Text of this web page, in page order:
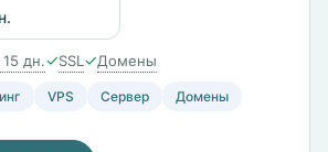
15 дн.✓SSL ✓Домены
VPS Сервер Домены